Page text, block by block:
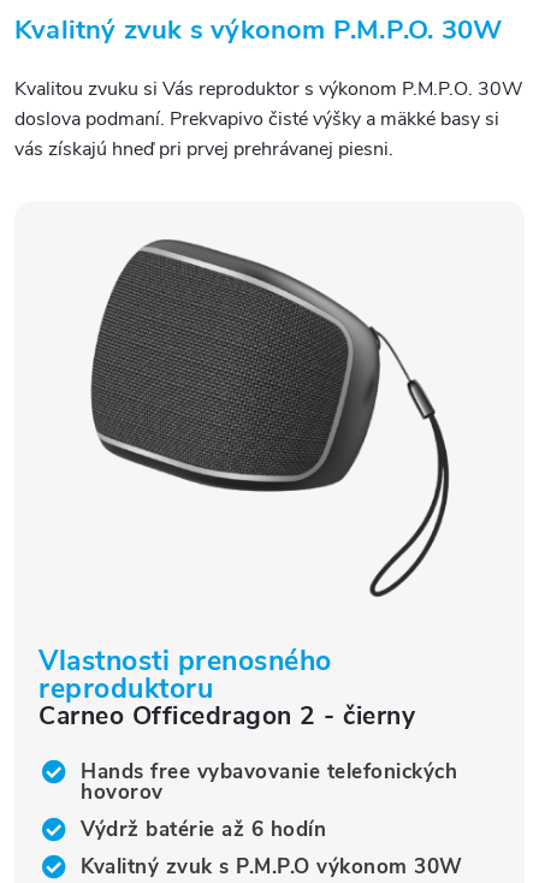
Kvalitný zvuk s výkonom P.M.P.O. 30W
Kvalitou zvuku si Vás reproduktor s výkonom P.M.P.O. 30W
doslova podmaní. Prekvapivo čisté výšky a mäkké basy si
vás získajú hneď pri prvej prehrávanej piesni.
Vlastnosti prenosného
reproduktoru
Carneo Officedragon 2 - čierny
Hands free vybavovanie telefonických
hovorov
Výdrž batérie až 6 hodín
Kvalitný zvuk s P.M.P.O výkonom 30W